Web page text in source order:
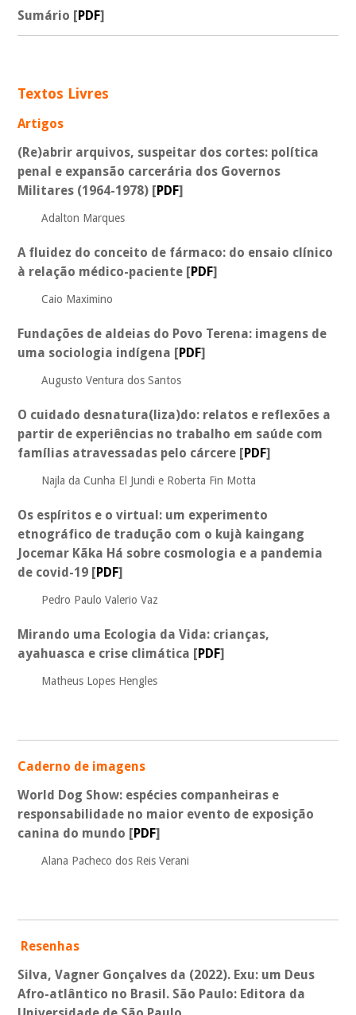
Sumário [ PDF]
Textos Livres
Artigos
(Re)abrir arquivos, suspeitar dos cortes: política
penal e expansão carcerária dos Governos
Militares (1964-1978) [ PDF]
Adalton Marques
A fluidez do conceito de fármaco: do ensaio clínico
à relação médico-paciente [ PDF]
Caio Maximino
Fundações de aldeias do Povo Terena: imagens de
uma sociologia indígena [ PDF]
Augusto Ventura dos Santos
O cuidado desnatura(liza)do: relatos e reflexões a
partir de experiências no trabalho em saúde com
famílias atravessadas pelo cárcere [ PDF]
Najla da Cunha El Jundi e Roberta Fin Motta
Os espíritos e o virtual: um experimento
etnográfico de tradução com o kujà kaingang
Jocemar Kãka Há sobre cosmologia e a pandemia
de covid-19 [ PDF]
Pedro Paulo Valerio Vaz
Mirando uma Ecologia da Vida: crianças,
ayahuasca e crise climática [ PDF]
Matheus Lopes Hengles
Caderno de imagens
World Dog Show: espécies companheiras e
responsabilidade no maior evento de exposição
canina do mundo [ PDF]
Alana Pacheco dos Reis Verani
Resenhas
Silva, Vagner Gonçalves da (2022). Exu: um Deus
Afro-atlântico no Brasil. São Paulo: Editora da